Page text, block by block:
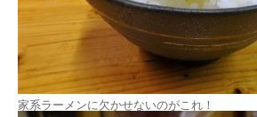
家系ラーメンに欠かせないのがこれ！